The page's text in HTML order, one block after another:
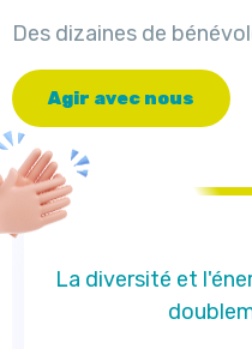
Des dizaines de
Agir avec nous
La diversité et